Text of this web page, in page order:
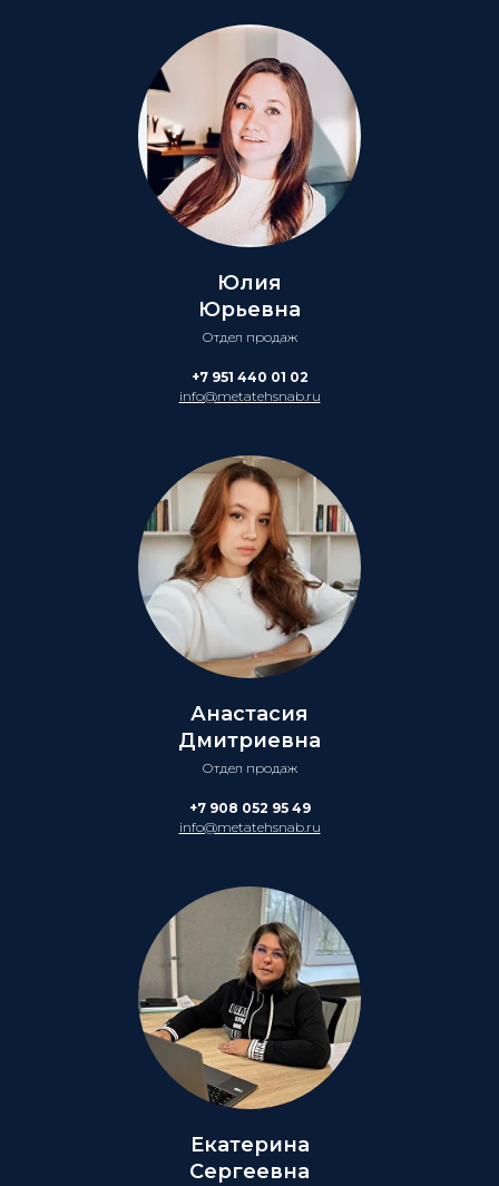
Юлия
Юрьевна
Отдел продаж
+7 951 440 01 02
info@metatehsnab.ru
Анастасия
Дмитриевна
Отдел продаж
+7 908 052 95 49
info@metatehsnab.ru
Екатерина
Сергеевна